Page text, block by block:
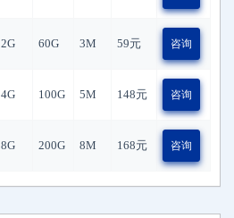
2G 60G 3M 59元 咨询
4G 100G 5M 148元 咨询
8G 200G 8M 168元 咨询